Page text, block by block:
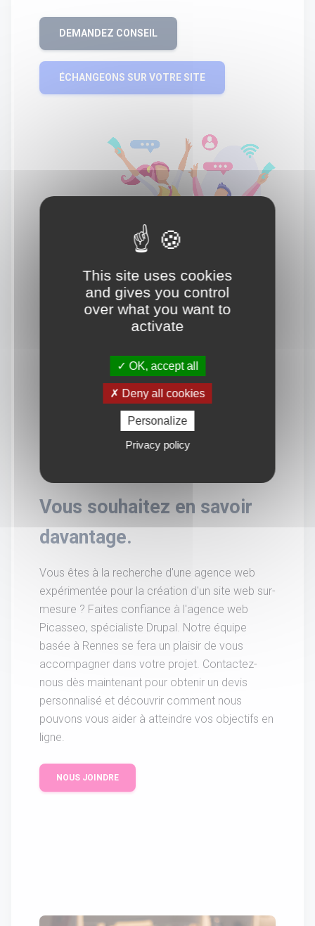
DEMANDEZ CONSEIL
ÉCHANGEONS SUR VOTRE SITE
Vous souhaitez en savoir
davantage.
Vous êtes à la recherche d'une agence web
expérimentée pour la création d'un site web sur-
mesure ? Faites confiance à l'agence web
Picasseo, spécialiste Drupal. Notre équipe
basée à Rennes se fera un plaisir de vous
accompagner dans votre projet. Contactez-
nous dès maintenant pour obtenir un devis
personnalisé et découvrir comment nous
pouvons vous aider à atteindre vos objectifs en
ligne.
NOUS JOINDRE
This site uses cookies
and gives you control
over what you want to
activate
OK, accept all
Deny all cookies
Personalize
Privacy policy